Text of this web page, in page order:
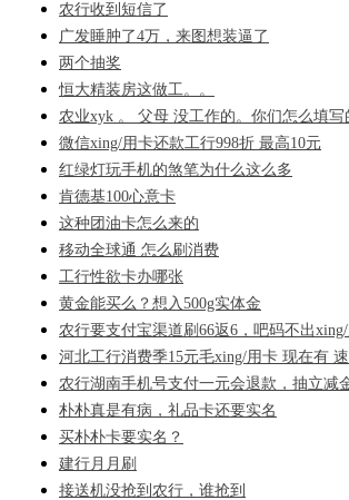
农行收到短信了
广发睡肿了4万，来图想装逼了
两个抽奖
恒大精装房这做工。。
农业xyk 。 父母 没工作的。你们怎么填写
微信xing/用卡还款工行998折 最高10元
红绿灯玩手机的煞笔为什么这么多
肯德基100心意卡
这种团油卡怎么来的
移动全球通 怎么刷消费
工行性欲卡办哪张
黄金能买么？想入500g实体金
农行要支付宝渠道刷66返6，吧码不出
河北工行消费季15元毛xing/用卡 现在有
农行湖南手机号支付一元会退款，抽立减
朴朴真是有病，礼品卡还要实名
买朴朴卡要实名？
建行月月刷
接送机没抢到农行，谁抢到